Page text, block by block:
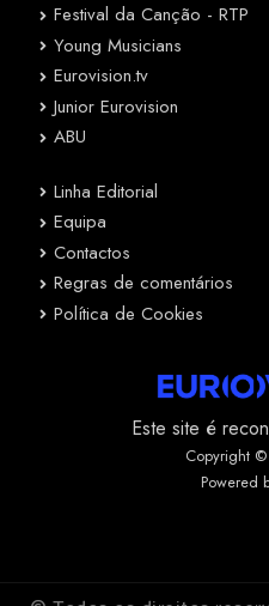
Festival da Canção - RTP
Young Musicians
Eurovision.tv
Junior Eurovision
ABU
Linha Editorial
Equipa
Contactos
Regras de comentários
Política de Cookies
Este site é
Copyright
Powered